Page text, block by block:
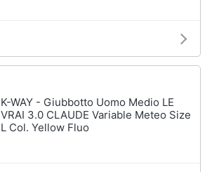
K-WAY - Giubbotto Uomo Medio LE
VRAI 3.0 CLAUDE Variable Meteo Size
L Col. Yellow Fluo